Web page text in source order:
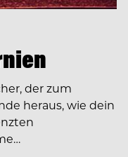
der zum
heraus, wie dein